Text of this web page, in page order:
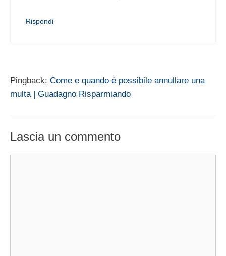
Rispondi
Pingback: Come e quando è possibile annullare una
multa | Guadagno Risparmiando
Lascia un commento